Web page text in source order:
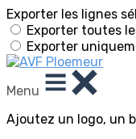
Exporter les lignes
Exporter toutes
Exporter
Menu
Ajoutez un logo, un